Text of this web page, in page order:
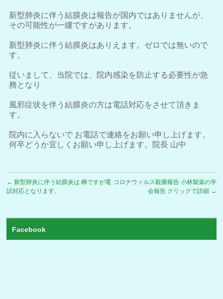
新型肺炎に伴う結膜炎は報告が国内ではありませんが、
その可能性が一縷ですがあります。
新型肺炎に伴う結膜炎はありえます。ゼロでは無いので
す。
従いまして、当院では、院内感染を防止する必要性が急
務となり
風邪症状を伴う結膜炎の方は電話対応をさせて頂きま
す。
院内に入らないで お電話で連絡をお願い申し上げます。
何卒どうか宜しくお願い申し上げます。院長 山中
← 新型肺炎に伴う結膜炎は 稀ですが電
話対応となります。
コロナウィルス殺菌報告 小林製薬の学
会報告 クリックで詳細 →
Facebook